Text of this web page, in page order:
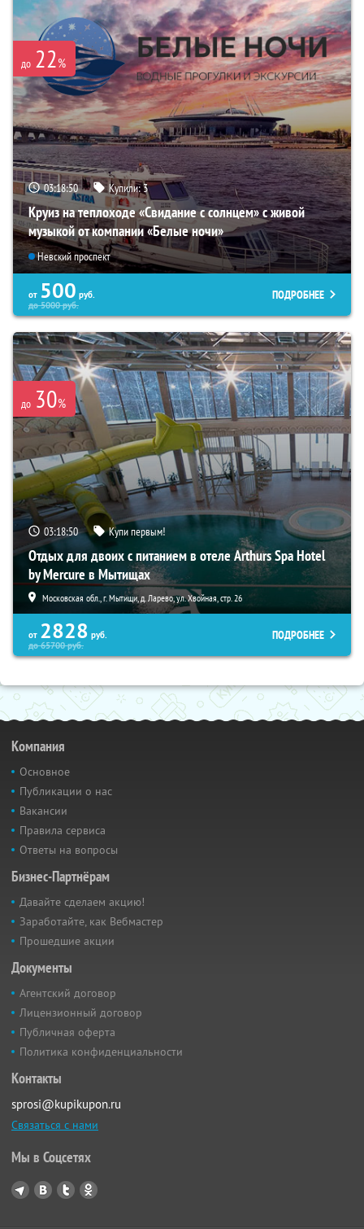
до 22%
03:18:48 Купили:3
Круиз на теплоходе «Свидание с солнцем» с живой
музыкой от компании «Белые ночи»
Невский проспект
от 500 руб.
до5000руб.
ПОДРОБНЕЕ
до 30%
03:18:48 Купи первым!
Отдых для двоих с питанием в отеле Arthurs Spa Hotel
by Mercure в Мытищах
Московская обл., г. Мытищи, д. Ларево, ул. Хвойная, стр. 26
от 2828 руб.
до65700руб.
ПОДРОБНЕЕ
Компания
Основное
Публикации о нас
Вакансии
Правила сервиса
Ответы на вопросы
Бизнес-Партнёрам
Давайте сделаем акцию!
Заработайте, как Вебмастер
Прошедшие акции
Документы
Агентский договор
Лицензионный договор
Публичная оферта
Политика конфиденциальности
Контакты
sprosi@kupikupon.ru
Связаться с нами
Мы в Соцсетях